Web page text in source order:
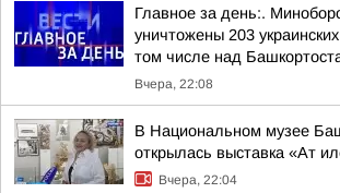
Главное за день:.
уничтожены 203
том числе над
Вчера, 22:08
В Национальном музее
открылась выставка «Ат
Вчера, 22:04